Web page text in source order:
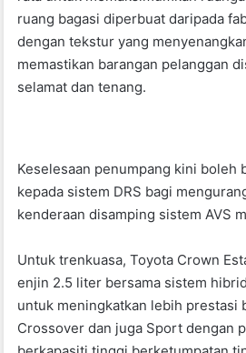
ruang bagasi diperbuat daripada
dengan tekstur yang
memastikan barangan pelanggan
selamat dan tenang.
Keselesaan penumpang kini boleh
kepada sistem DRS bagi
kenderaan disamping sistem AVS
Untuk trenkuasa, Toyota Crown
enjin 2.5 liter bersama sistem
untuk meningkatkan lebih prestasi
Crossover dan juga Sport dengan